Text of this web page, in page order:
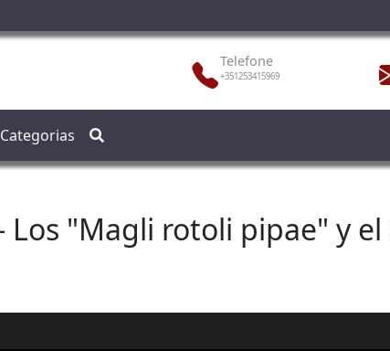
Telefone
+351253415969
Categorias
Los "Magli rotoli pipae" y